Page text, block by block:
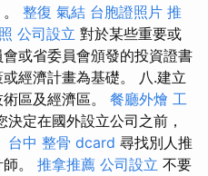
整復 氣結 台胞證照片 推
公司設立 對於某些重要或
或省委員會頒發的投資證書
經濟計畫為基礎。 八.建立
區及經濟區。 餐廳外燴 工
定在國外設立公司之前，
台中 整骨 dcard 尋找別人推
。 推拿推薦 公司設立 不要